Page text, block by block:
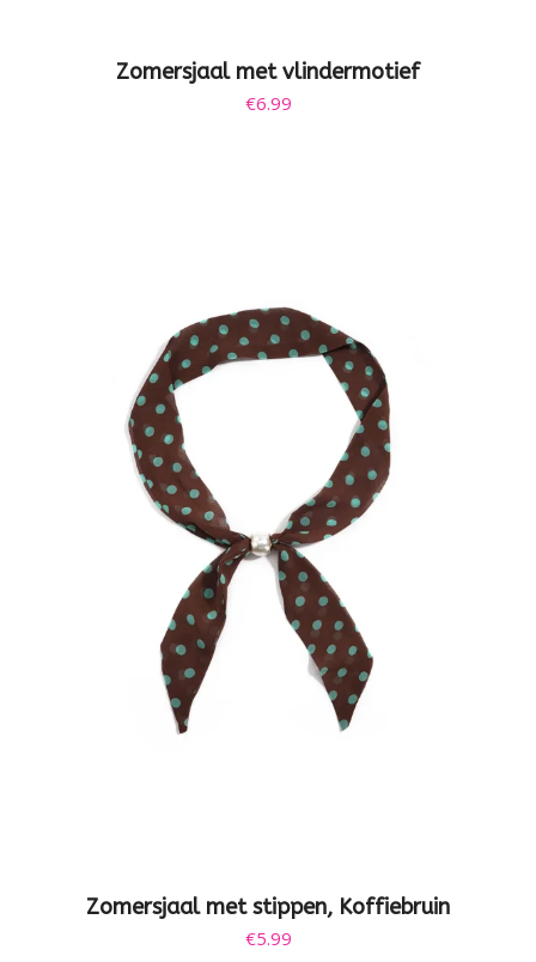
Zomersjaal met vlindermotief
€6.99
Zomersjaal met stippen, Koffiebruin
€5.99